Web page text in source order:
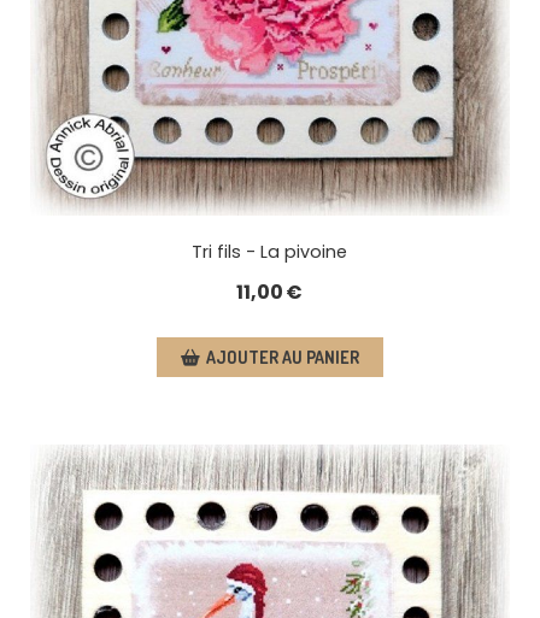
Tri fils - La pivoine
11,00€
AJOUTER AU PANIER